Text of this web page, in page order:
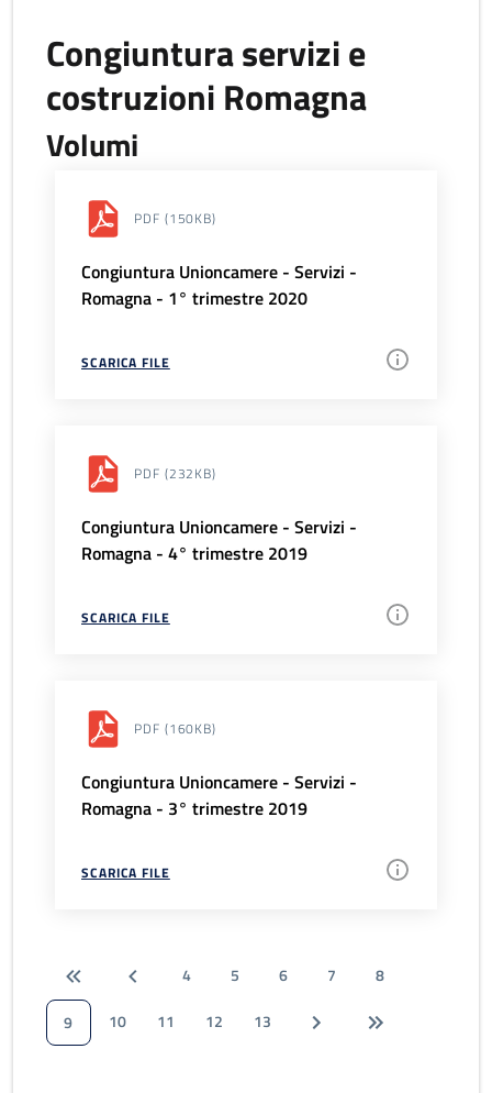
Congiuntura servizi e
costruzioni Romagna
Volumi
PDF (150KB)
Congiuntura Unioncamere - Servizi -
Romagna - 1° trimestre 2020
SCARICA FILE
PDF (232KB)
Congiuntura Unioncamere - Servizi -
Romagna - 4° trimestre 2019
SCARICA FILE
PDF (160KB)
Congiuntura Unioncamere - Servizi -
Romagna - 3° trimestre 2019
SCARICA FILE
4 5 6 7
8
9
10 11 12 13